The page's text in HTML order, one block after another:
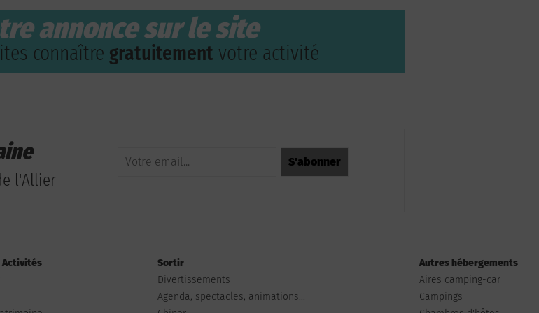
annonce sur le site
connaître gratuitement votre activité
l'Allier
Activités
Sortir
Divertissements
Agenda, spectacles, animations...
Autres hébergements
Aires camping-car
Campings